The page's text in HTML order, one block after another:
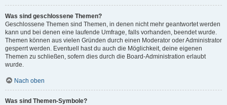
Was sind geschlossene Themen?
Geschlossene Themen sind Themen, in denen nicht mehr geantwortet werden
kann und bei denen eine laufende Umfrage, falls vorhanden, beendet wurde.
Themen können aus vielen Gründen durch einen Moderator oder Administrator
gesperrt werden. Eventuell hast du auch die Möglichkeit, deine eigenen
Themen zu schließen, sofern dies durch die Board-Administration erlaubt
wurde.
Nach oben
Was sind Themen-Symbole?